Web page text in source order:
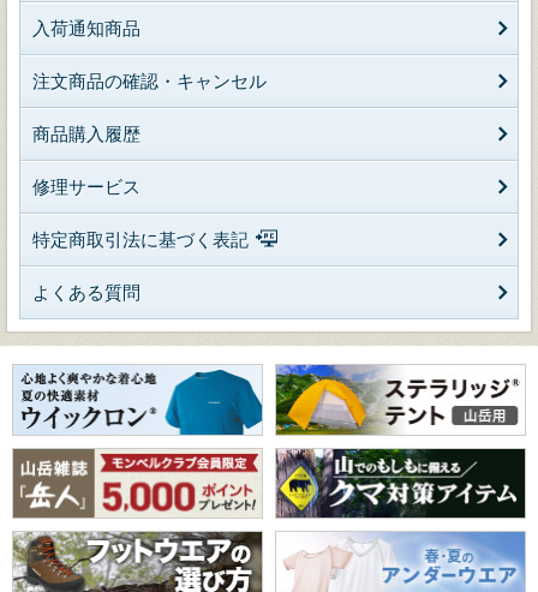
入荷通知商品
注文商品の確認・キャンセル
商品購入履歴
修理サービス
特定商取引法に基づく表記
よくある質問